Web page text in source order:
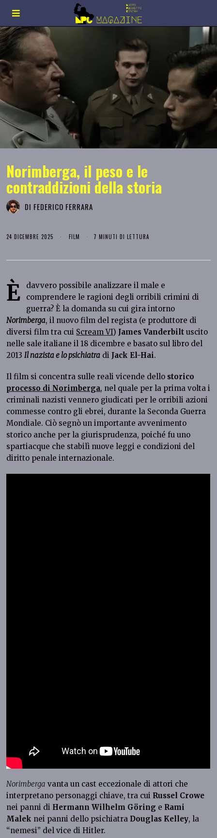
Norimberga, il peso e le
contraddizioni della storia
DI FEDERICO FERRARA
24 DICEMBRE 2025 FILM 7 MINUTI DI LETTURA
È
davvero possibile analizzare il male e
comprendere le ragioni degli orribili crimini di
guerra? È la domanda su cui gira intorno
Norimberga, il nuovo film del regista (e produttore di
diversi film tra cui Scream VI) James Vanderbilt uscito
nelle sale italiane il 18 dicembre e basato sul libro del
2013Il nazista e lo psichiatra di Jack El-Hai.
Il film si concentra sulle reali vicende dello storico
processo di Norimberga, nel quale per la prima volta i
criminali nazisti vennero giudicati per le orribili azioni
commesse contro gli ebrei, durante la Seconda Guerra
Mondiale. Ciò segnò un importante avvenimento
storico anche per la giurisprudenza, poiché fu uno
spartiacque che stabilì nuove leggi e condizioni del
diritto penale internazionale.
Norimberga vanta un cast eccezionale di attori che
interpretano personaggi chiave, tra cui Russel Crowe
nei panni di Hermann Wilhelm Göring e Rami
Malek nei panni dello psichiatra Douglas Kelley, la
“nemesi” del vice di Hitler.